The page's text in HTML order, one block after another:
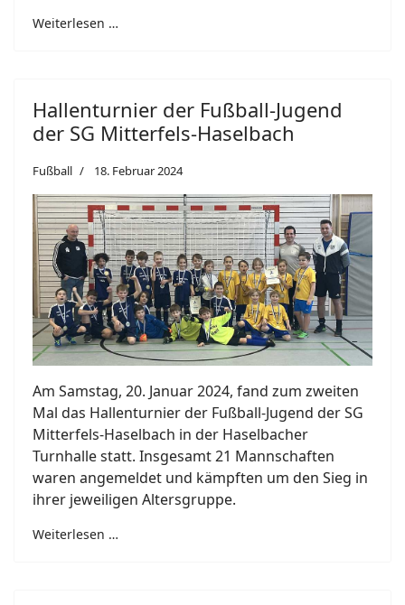
Weiterlesen …
Hallenturnier der Fußball-Jugend
der SG Mitterfels-Haselbach
Fußball 18. Februar 2024
Am Samstag, 20. Januar 2024, fand zum zweiten
Mal das Hallenturnier der Fußball-Jugend der SG
Mitterfels-Haselbach in der Haselbacher
Turnhalle statt. Insgesamt 21 Mannschaften
waren angemeldet und kämpften um den Sieg in
ihrer jeweiligen Altersgruppe.
Weiterlesen …